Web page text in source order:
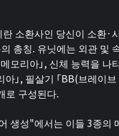
란 소환사인 당신이 소환·
총칭. 유닛에는 외관 및
메모리아」, 신체 능력을 나
아」, 필살기 「BB(브레이
로 구성된다.
생성"에서는 이들 3종의